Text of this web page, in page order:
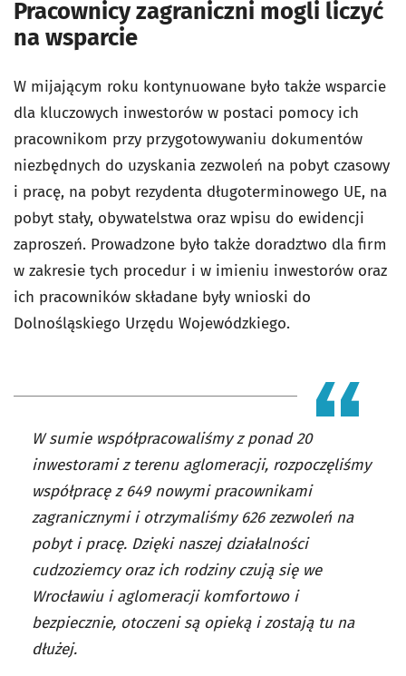
Pracownicy zagraniczni mogli liczyć
na wsparcie
W mijającym roku kontynuowane było także wsparcie
dla kluczowych inwestorów w postaci pomocy ich
pracownikom przy przygotowywaniu dokumentów
niezbędnych do uzyskania zezwoleń na pobyt czasowy
i pracę, na pobyt rezydenta długoterminowego UE, na
pobyt stały, obywatelstwa oraz wpisu do ewidencji
zaproszeń. Prowadzone było także doradztwo dla firm
w zakresie tych procedur i w imieniu inwestorów oraz
ich pracowników składane były wnioski do
Dolnośląskiego Urzędu Wojewódzkiego.
W sumie współpracowaliśmy z ponad 20
inwestorami z terenu aglomeracji, rozpoczęliśmy
współpracę z 649 nowymi pracownikami
zagranicznymi i otrzymaliśmy 626 zezwoleń na
pobyt i pracę. Dzięki naszej działalności
cudzoziemcy oraz ich rodziny czują się we
Wrocławiu i aglomeracji komfortowo i
bezpiecznie, otoczeni są opieką i zostają tu na
dłużej.